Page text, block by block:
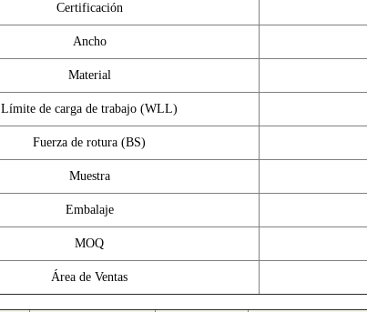
Certificación
Ancho
Material
Límite de carga de trabajo (WLL)
Fuerza de rotura (BS)
Muestra
Embalaje
MOQ
Área de Ventas